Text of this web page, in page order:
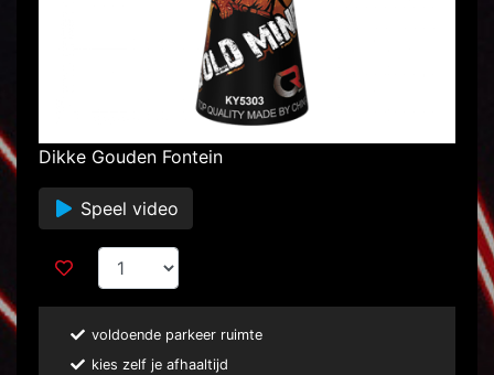
Dikke Gouden Fontein
Speel video
voldoende parkeer ruimte
kies zelf je afhaaltijd